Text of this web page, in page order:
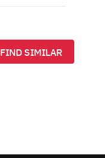
FIND SIMILAR